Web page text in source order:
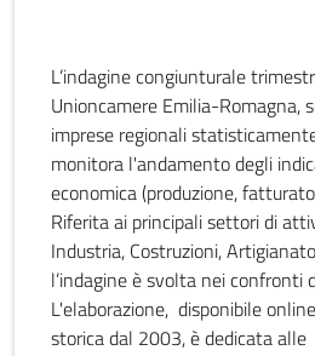
L’indagine congiunturale
Unioncamere Emilia-Romagna,
imprese regionali
monitora l'andamento degli
economica (produzione,
Riferita ai principali settori di
Industria, Costruzioni,
l’indagine è svolta nei confronti
L'elaborazione, disponibile
storica dal 2003, è dedicata alle